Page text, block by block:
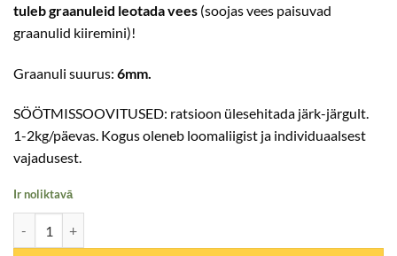
tuleb graanuleid leotada vees (soojas vees paisuvad
graanulid kiiremini)!
Graanuli suurus: 6mm.
SÖÖTMISSOOVITUSED: ratsioon ülesehitada järk-järgult.
1-2kg/päevas. Kogus oleneb loomaliigist ja individuaalsest
vajadusest.
Ir noliktavā